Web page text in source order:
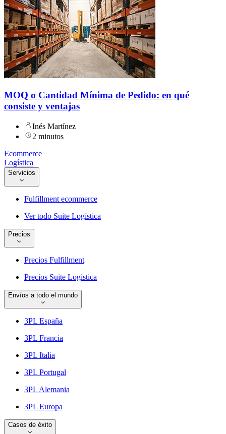
MOQ o Cantidad Mínima de Pedido: en qué
consiste y ventajas
Inés Martínez
2 minutos
Ecommerce
Logística
Servicios
Fulfillment ecommerce
Ver todo Suite Logística
Precios
Precios Fulfillment
Precios Suite Logística
Envíos a todo el mundo
3PL España
3PL Francia
3PL Italia
3PL Portugal
3PL Alemania
3PL Europa
Casos de éxito